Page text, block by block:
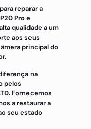
reparar a
Proe
qualidade a um
aos seus
principal do
na
pelos
Fornecemos
a restaurar a
seu estado